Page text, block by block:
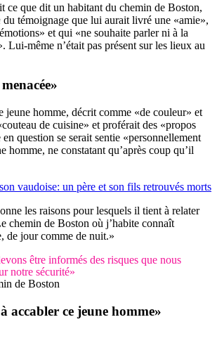
ce que dit un habitant du chemin de Boston,
du témoignage que lui aurait livré une «amie»,
et qui «ne souhaite parler ni à la
Lui-même n’était pas présent sur les lieux au
jeune homme, décrit comme «de couleur» et
de cuisine» et proférait des «propos
question se serait sentie «personnellement
homme, ne constatant qu’après coup qu’il
vaudoise: un père et son fils retrouvés morts
les raisons pour lesquels il tient à relater
chemin de Boston où j’habite connaît
de jour comme de nuit.»
être informés des risques que nous
notre sécurité»
de Boston
accabler ce jeune homme»